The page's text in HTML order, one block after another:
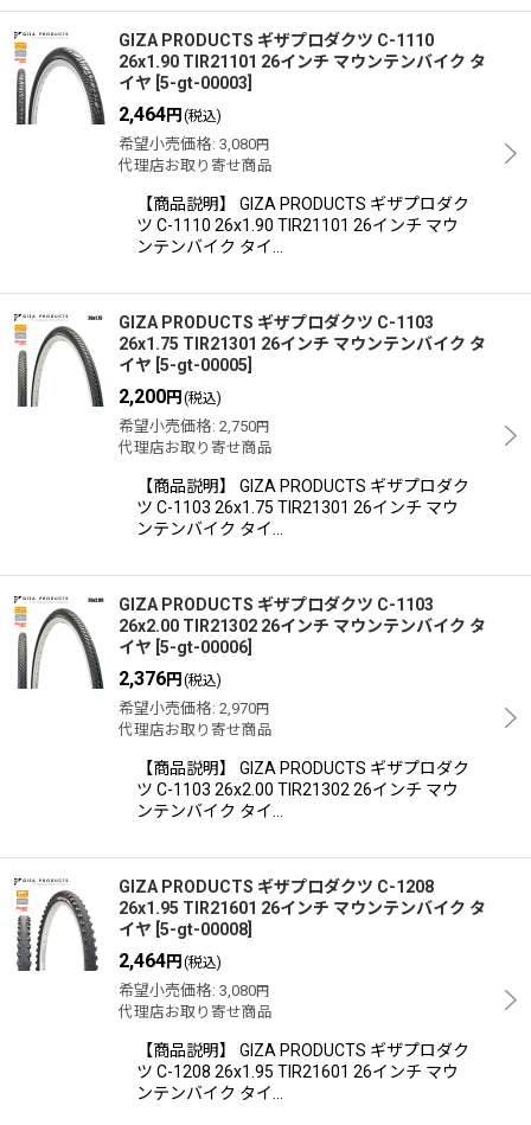
GIZA PRODUCTS ギザプロダクツ C-1110
26x1.90 TIR21101 26インチ マウンテンバイク タ
イヤ 5-gt-00003
2,464円 (税込)
希望小売価格: 3,080円
代理店お取り寄せ商品
【商品説明】 GIZA PRODUCTS ギザプロダク
ツ C-1110 26x1.90 TIR21101 26インチ マウ
ンテンバイク タイ…
GIZA PRODUCTS ギザプロダクツ C-1103
26x1.75 TIR21301 26インチ マウンテンバイク タ
イヤ 5-gt-00005
2,200円 (税込)
希望小売価格: 2,750円
代理店お取り寄せ商品
【商品説明】 GIZA PRODUCTS ギザプロダク
ツ C-1103 26x1.75 TIR21301 26インチ マウ
ンテンバイク タイ…
GIZA PRODUCTS ギザプロダクツ C-1103
26x2.00 TIR21302 26インチ マウンテンバイク タ
イヤ 5-gt-00006
2,376円 (税込)
希望小売価格: 2,970円
代理店お取り寄せ商品
【商品説明】 GIZA PRODUCTS ギザプロダク
ツ C-1103 26x2.00 TIR21302 26インチ マウ
ンテンバイク タイ…
GIZA PRODUCTS ギザプロダクツ C-1208
26x1.95 TIR21601 26インチ マウンテンバイク タ
イヤ 5-gt-00008
2,464円 (税込)
希望小売価格: 3,080円
代理店お取り寄せ商品
【商品説明】 GIZA PRODUCTS ギザプロダク
ツ C-1208 26x1.95 TIR21601 26インチ マウ
ンテンバイク タイ…